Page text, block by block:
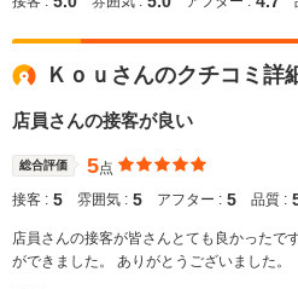
Ｋｏｕさんのクチコミ詳
店員さんの接客が良い
総合評価 5点
接客 : 5 雰囲気 : 5 アフター : 5 品質 :
店員さんの接客が皆さんとても良かったで
ができました。 ありがとうございました。